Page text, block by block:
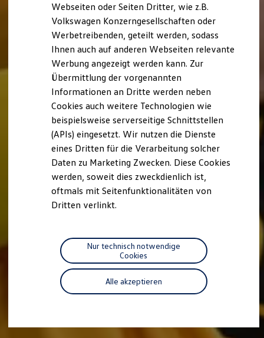
Volkswagen Kollektion
R-Kollektion
GTI Kollektion
Fußball Drop
we drive football
#wedriveproud
Besitzer und Service
myVolkswagen
Software Updates
Service und Ersatzteile
Inspektion und HU/AU
Reparaturen und Checks
Motorenöl und Flüssigkeiten
Räder und Reifen
Pannen- und Unfallhilfe
Economy Service
Volkswagen Teile
Zubehör
Modellspezifisches Zubehör
Individualisieren
Wallbox und Ladekabel
Digitale Extras
Dienste für Ihr Modell finden
Volkswagen Apps, Login und Shop
Handy und Fahrzeug verbinden
Vorgängermodelle
Webseiten oder Seiten Dritter, wie z.B.
Volkswagen Konzerngesellschaften oder
Werbetreibenden, geteilt werden, sodass
Ihnen auch auf anderen Webseiten relevante
Werbung angezeigt werden kann. Zur
Übermittlung der vorgenannten
Informationen an Dritte werden neben
Cookies auch weitere Technologien wie
beispielsweise serverseitige Schnittstellen
(APIs) eingesetzt. Wir nutzen die Dienste
eines Dritten für die Verarbeitung solcher
Daten zu Marketing Zwecken. Diese Cookies
werden, soweit dies zweckdienlich ist,
oftmals mit Seitenfunktionalitäten von
Dritten verlinkt.
Alle akzeptieren
Nur technisch notwendige
Cookies